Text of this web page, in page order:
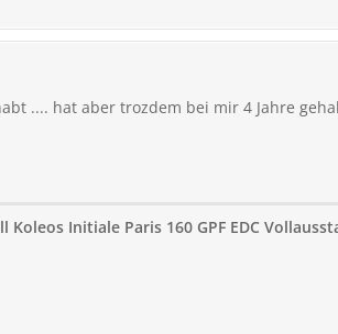
.... hat aber trozdem bei mir 4 Jahre
Koleos Initiale Paris 160 GPF EDC